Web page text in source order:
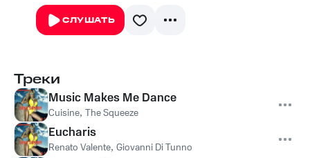
СЛУШАТЬ
Треки
Music Makes Me Dance
Cuisine, The Squeeze
Eucharis
Renato Valente, Giovanni Di Tunno